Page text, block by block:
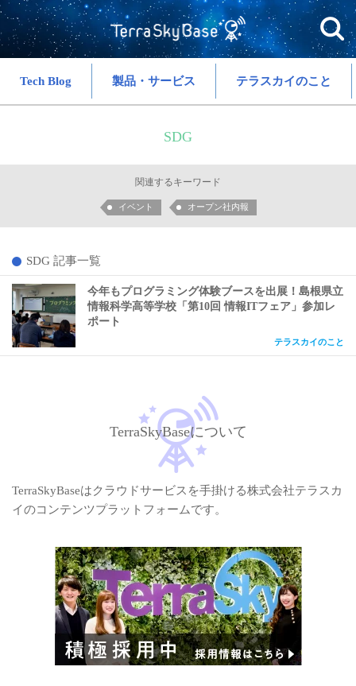
Tech Blog 製品・サービス テラスカイのこと
SDG
関連するキーワード
イベント オープン社内報
SDG 記事一覧
今年もプログラミング体験ブースを出展！島根県立
情報科学高等学校「第10回 情報ITフェア」参加レ
ポート
テラスカイのこと
TerraSkyBaseについて
TerraSkyBaseはクラウドサービスを手掛ける株式会社テラスカ
イのコンテンツプラットフォームです。